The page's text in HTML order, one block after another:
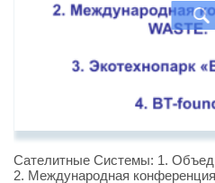
Сателитные Системы: 1.
2. Международная